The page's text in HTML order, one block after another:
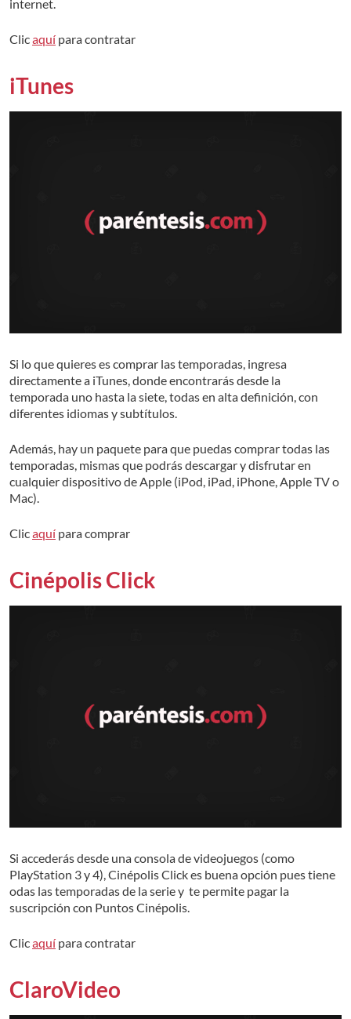
internet.
Clicaquí para contratar
iTunes
Si lo que quieres es comprar las temporadas, ingresa
directamente a iTunes, donde encontrarás desde la
temporada uno hasta la siete, todas en alta definición, con
diferentes idiomas y subtítulos.
Además, hay un paquete para que puedas comprar todas las
temporadas, mismas que podrás descargar y disfrutar en
cualquier dispositivo de Apple (iPod, iPad, iPhone, Apple TV o
Mac).
Clicaquí para comprar
Cinépolis Click
Si accederás desde una consola de videojuegos (como
PlayStation 3 y 4), Cinépolis Click es buena opción pues tiene
odas las temporadas de la serie y te permite pagar la
suscripción con Puntos Cinépolis.
Clicaquí para contratar
ClaroVideo